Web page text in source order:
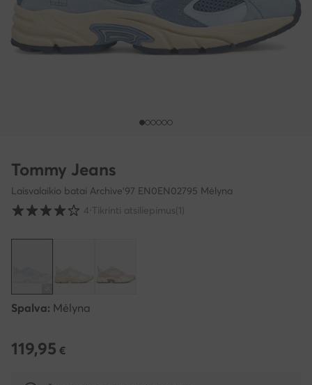
Tommy Jeans
Laisvalaikio batai Archive'97 EN0EN02795 Mėlyna
Klientų įvertinimai skalėje nuo 1 iki 5
4 ⋅Tikrinti atsiliepimus(1)
Spalva: Mėlyna
119,95 €
119,95 €